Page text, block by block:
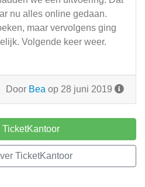
nu alles online gedaan.
maar vervolgens ging
Volgende keer weer.
Door Bea op 28 juni 2019
TicketKantoor
TicketKantoor